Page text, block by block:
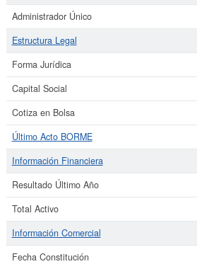
Administrador Único
Estructura Legal
Forma Jurídica
Capital Social
Cotiza en Bolsa
Último Acto BORME
Información Financiera
Resultado Último Año
Total Activo
Información Comercial
Fecha Constitución